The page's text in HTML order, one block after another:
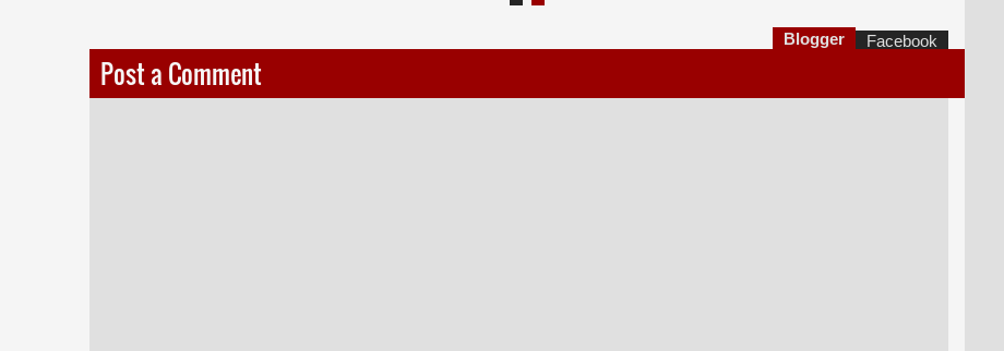
Post a Comment
Blogger Facebook